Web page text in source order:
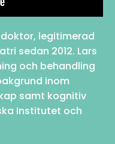
legitimerad
sedan 2012. Lars
och behandling
inom
samt kognitiv
Institutet och